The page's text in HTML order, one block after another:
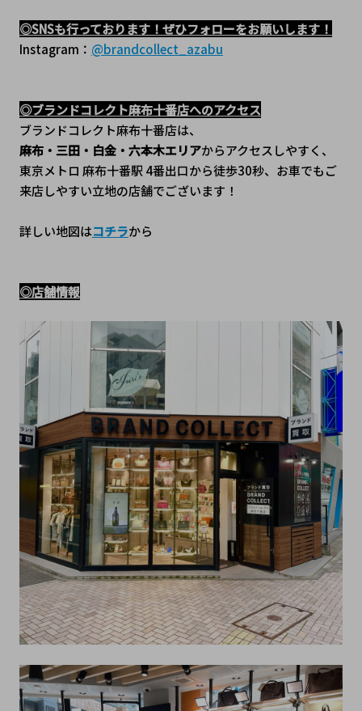
◎SNSも行っております！ぜひフォローをお願いします！
Instagram： @brandcollect_azabu
◎ブランドコレクト麻布十番店へのアクセス
ブランドコレクト麻布十番店は、
麻布・三田・白金・六本木エリアからアクセスしやすく、
東京メトロ 麻布十番駅 4番出口から徒歩30秒、﻿お車でもご
来店しやすい立地の店舗でございます！
詳しい地図はコチラから
◎店舗情報